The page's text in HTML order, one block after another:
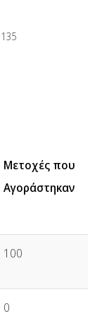
135
Μετοχές που
Αγοράστηκαν
100
0